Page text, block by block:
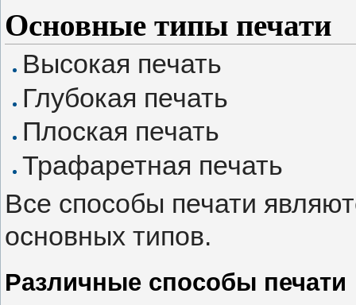
Основные типы печати
Высокая печать
Глубокая печать
Плоская печать
Трафаретная печать
Все способы печати
основных типов.
Различные способы печати